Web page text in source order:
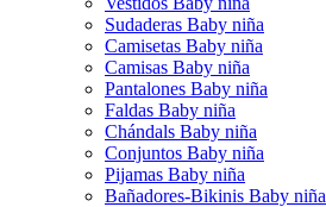
Sudaderas Baby niña
Camisetas Baby niña
Camisas Baby niña
Pantalones Baby niña
Faldas Baby niña
Chándals Baby niña
Conjuntos Baby niña
Pijamas Baby niña
Bañadores-Bikinis Baby niña